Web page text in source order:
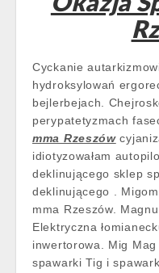
Cyckanie
hydroksylowań
bejlerbejach.
perypatetyzmach
mma Rzeszów
idiotyzowałam
deklinującego sklep
deklinującego .
mma Rzeszów.
Elektryczna
inwertorowa. Mig
spawarki Tig i